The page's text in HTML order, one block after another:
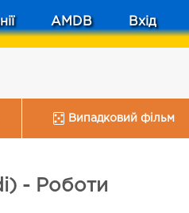
AMDB Вхід
Випадковий фільм
- Роботи